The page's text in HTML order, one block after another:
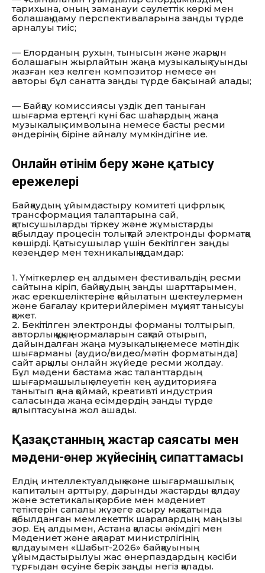
тарихына, оның заманауи сәулеттік көркі мен
болашақ даму перспективаларына заңды түрде
арналуы тиіс;
— Елорданың рухын, тынысын және жарқын
болашағын жырлайтын жаңа музыкалық туынды
жазған кез келген композитор немесе ән
авторы бұл санатта заңды түрде бақ сынай алады;
— Байқау комиссиясы үздік деп таныған
шығарма ертеңгі күні бас шаһардың жаңа
музыкалық символына немесе басты ресми
әндерінің біріне айналу мүмкіндігіне ие.
Онлайн өтінім беру және қатысу
ережелері
Байқаудың ұйымдастыру комитеті цифрлық
трансформация талаптарына сай,
қатысушыларды тіркеу және жұмыстарды
қабылдау процесін толықтай электронды форматқа
көшірді. Қатысушылар үшін бекітілген заңды
кезеңдер мен техникалық қадамдар:
1. Үміткерлер ең алдымен фестивальдің ресми
сайтына кіріп, байқаудың заңды шарттарымен,
жас ерекшеліктеріне қойылатын шектеулермен
және бағалау критерийлерімен мұқият танысуы
қажет.
2. Бекітілген электронды форманы толтырып,
авторлық құқық нормаларын сақтай отырып,
дайындалған жаңа музыкалық немесе мәтіндік
шығарманы (аудио/видео/мәтін форматында)
сайт арқылы онлайн жүйеде ресми жолдау.
Бұл мәдени бастама жас таланттардың
шығармашылық әлеуетін кең аудиторияға
танытып қана қоймай, креативті индустрия
саласында жаңа есімдердің заңды түрде
қалыптасуына жол ашады.
Қазақстанның жастар саясаты мен
мәдени-өнер жүйесінің сипаттамасы
Елдің интеллектуалдық және шығармашылық
капиталын арттыру, дарынды жастарды қолдау
және эстетикалық тәрбие мен мәдениет
тетіктерін сапалы жүзеге асыру мақсатында
қабылданған мемлекеттік шаралардың маңызы
зор. Ең алдымен, Астана қаласы әкімдігі мен
Мәдениет және ақпарат министрлігінің
қолдауымен «Шабыт-2026» байқауының
ұйымдастырылуы жас өнерпаздардың кәсіби
тұрғыдан өсуіне берік заңды негіз қалады.